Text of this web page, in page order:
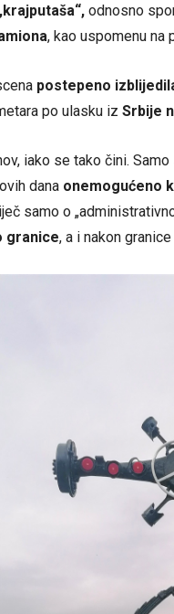
odnosno
, kao uspomenu na
postepeno
po ulasku iz Srbije
iako se tako čini. Samo
dana onemogućeno
samo o
granice, a i nakon